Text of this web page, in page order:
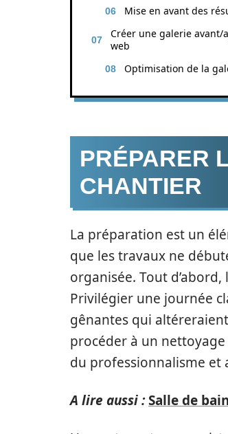
Mise en avant des
Créer une galerie avant/
web
Optimisation de la
PRÉPARER
CHANTIER
La préparation est un
que les travaux ne
organisée. Tout
Privilégier une journée
gênantes qui
procéder à un
du professionnalisme et
A lire aussi :Salle de